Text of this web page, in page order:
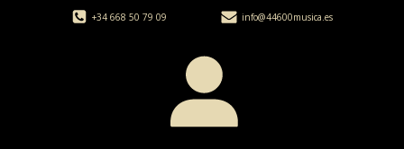
+34 668 50 79 09 info@44600musica.es